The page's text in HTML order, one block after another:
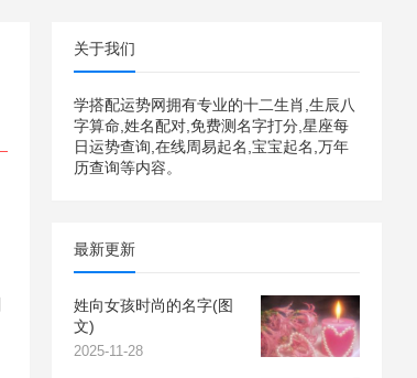
关于我们
学搭配运势网拥有专业的十二生肖,生辰八
字算命,姓名配对,免费测名字打分,星座每
日运势查询,在线周易起名,宝宝起名,万年
历查询等内容。
最新更新
姓向女孩时尚的名字(图
文)
2025-11-28